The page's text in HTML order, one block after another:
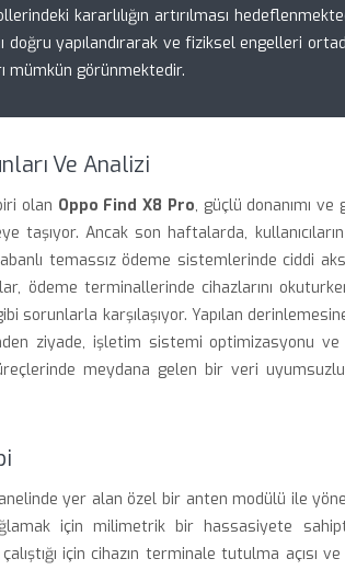
kararlılığın artırılması
doğru yapılandırarak ve fiziksel engelleri
mümkün görünmektedir.
Ve Analizi
olan Oppo Find X8 Pro, güçlü donanımı ve
taşıyor. Ancak son haftalarda,
temassız ödeme sistemlerinde ciddi
ödeme terminallerinde cihazlarını
sorunlarla karşılaşıyor. Yapılan
ziyade, işletim sistemi optimizasyonu ve
meydana gelen bir veri
yer alan özel bir anten modülü ile
için milimetrik bir hassasiyete
için cihazın terminale tutulma açısı